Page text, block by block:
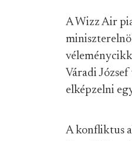
A Wizz Air
Váradi
elképzelni
A konfliktus